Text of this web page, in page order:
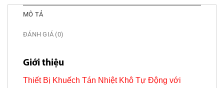
MÔ TẢ
ĐÁNH GIÁ (0)
Giới thiệu
Thiết Bị Khuếch Tán Nhiệt Khô Tự Động với